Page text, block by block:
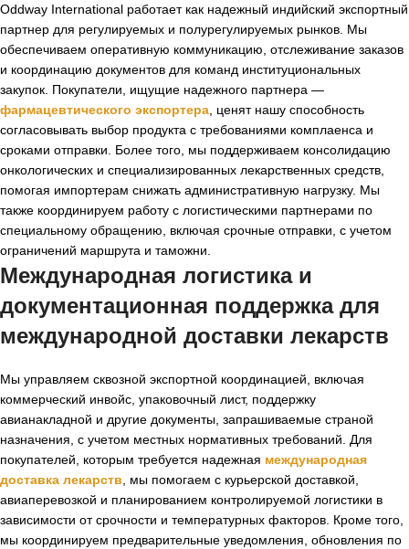
Oddway International работает как надежный индийский экспортный
партнер для регулируемых и полурегулируемых рынков. Мы
обеспечиваем оперативную коммуникацию, отслеживание заказов
и координацию документов для команд институциональных
закупок. Покупатели, ищущие надежного партнера —
фармацевтического экспортера , ценят нашу способность
согласовывать выбор продукта с требованиями комплаенса и
сроками отправки. Более того, мы поддерживаем консолидацию
онкологических и специализированных лекарственных средств,
помогая импортерам снижать административную нагрузку. Мы
также координируем работу с логистическими партнерами по
специальному обращению, включая срочные отправки, с учетом
ограничений маршрута и таможни.
Международная логистика и
документационная поддержка для
международной доставки лекарств
Мы управляем сквозной экспортной координацией, включая
коммерческий инвойс, упаковочный лист, поддержку
авианакладной и другие документы, запрашиваемые страной
назначения, с учетом местных нормативных требований. Для
покупателей, которым требуется надежная международная
доставка лекарств , мы помогаем с курьерской доставкой,
авиаперевозкой и планированием контролируемой логистики в
зависимости от срочности и температурных факторов. Кроме того,
мы координируем предварительные уведомления, обновления по